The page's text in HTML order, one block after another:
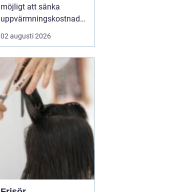
möjligt att sänka
uppvärmningskostnader
na rejält och samtidigt
få ett behagligare
Genom att flytta energi
från luft, mark eller berg
till husets värm...
02 augusti 2026